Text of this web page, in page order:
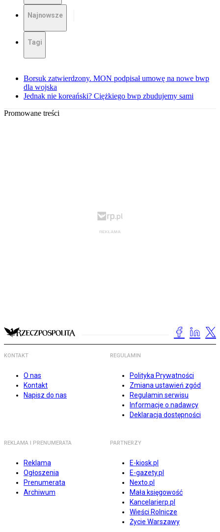
Najnowsze
Tagi
Borsuk zatwierdzony. MON podpisał umowę na nowe bwp
dla wojska
Jednak nie koreański? Ciężkiego bwp zbudujemy sami
Promowane treści
KONTAKT
O nas
Kontakt
Napisz do nas
REGULAMIN
Polityka Prywatności
Zmiana ustawień zgód
Regulamin serwisu
Informacje o nadawcy
Deklaracja dostępności
REKLAMA I PRENUMERATA
Reklama
Ogłoszenia
Prenumerata
Archiwum
PARTNERZY
E-kiosk.pl
E-gazety.pl
Nexto.pl
Mała księgowość
Kancelarierp.pl
Wieści Rolnicze
Życie Warszawy